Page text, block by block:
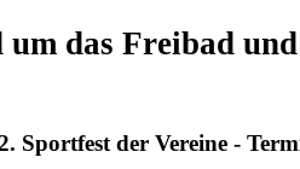
das Freibad
Sportfest der Vereine -